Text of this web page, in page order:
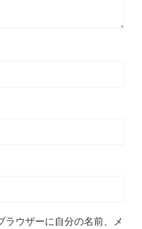
ラウザーに自分の名前、メ